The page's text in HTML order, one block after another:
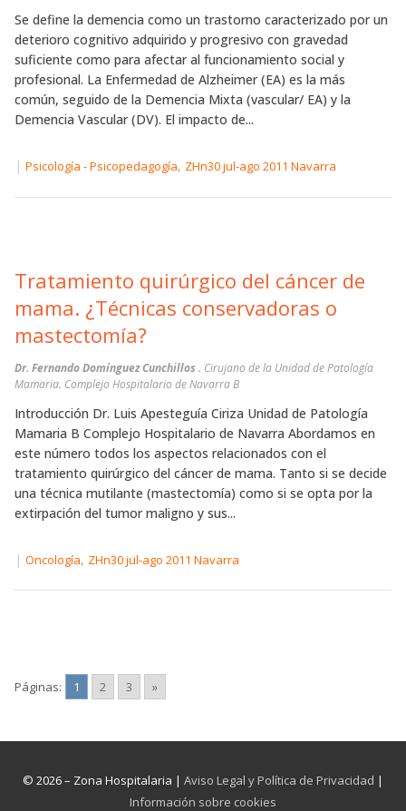
Se define la demencia como un trastorno caracterizado por un
deterioro cognitivo adquirido y progresivo con gravedad
suficiente como para afectar al funcionamiento social y
profesional. La Enfermedad de Alzheimer (EA) es la más
común, seguido de la Demencia Mixta (vascular/ EA) y la
Demencia Vascular (DV). El impacto de...
| Psicología - Psicopedagogía, ZHn30 jul-ago 2011 Navarra
Tratamiento quirúrgico del cáncer de
mama. ¿Técnicas conservadoras o
mastectomía?
Dr. Fernando Domínguez Cunchillos . Cirujano de la Unidad de Patología
Mamaria. Complejo Hospitalario de Navarra B
Introducción Dr. Luis Apesteguía Ciriza Unidad de Patología
Mamaria B Complejo Hospitalario de Navarra Abordamos en
este número todos los aspectos relacionados con el
tratamiento quirúrgico del cáncer de mama. Tanto si se decide
una técnica mutilante (mastectomía) como si se opta por la
extirpación del tumor maligno y sus...
| Oncología, ZHn30 jul-ago 2011 Navarra
Páginas: 1 2 3 »
© 2026 – Zona Hospitalaria | Aviso Legal y Política de Privacidad |
Información sobre cookies